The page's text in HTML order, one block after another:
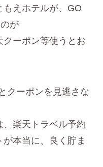
もえホテルが、GO
が
ーポン等使うとお
クーポンを見逃さな
楽天トラベル予約
本当に、良く貯ま